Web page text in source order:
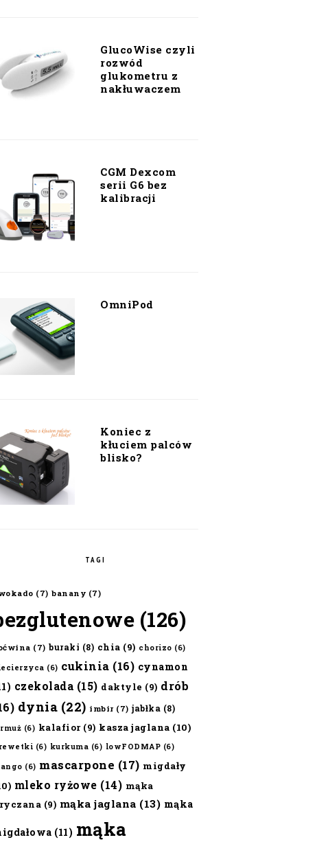
GlucoWise czyli
rozwód
glukometru z
nakłuwaczem
CGM Dexcom
serii G6 bez
kalibracji
OmniPod
Koniec z
kłuciem palców
blisko?
TAGI
(7) banany (7)
(126)
(7) buraki (8) chia (9) chorizo (6)
(6) cukinia (16) cynamon
czekolada (15) daktyle (9) drób
dynia (22) imbir (7) jabłka (8)
(6) kalafior(9) kasza jaglana (10)
(6) kurkuma (6) lowFODMAP (6)
(6) mascarpone (17) migdały
mleko ryżowe (14) mąka
(9) mąka jaglana (13) mąka
(11) mąka